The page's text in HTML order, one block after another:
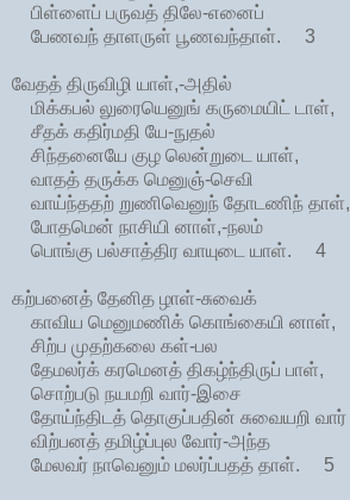
பிள்ளைப் பருவத் திலே-எனைப்
பேணவந் தாளருள் பூணவந்தாள். 3
வேதத் திருவிழி யாள்,-அதில்
மிக்கபல் லுரையெனுங் கருமையிட் டாள்,
சீதக் கதிர்மதி யே-நுதல்
சிந்தனையே குழ லென்றுடை யாள்,
வாதத் தருக்க மெனுஞ்-செவி
வாய்ந்ததற் றுணிவெனுந் தோடணிந் தாள்,
போதமென் நாசியி னாள்,-நலம்
பொங்கு பல்சாத்திர வாயுடை யாள். 4
கற்பனைத் தேனித ழாள்-சுவைக்
காவிய மெனுமணிக் கொங்கையி னாள்,
சிற்ப முதற்கலை கள்-பல
தேமலர்க் கரமெனத் திகழ்ந்திருப் பாள்,
சொற்படு நயமறி வார்-இசை
தோய்ந்திடத் தொகுப்பதின் சுவையறி வார்
விற்பனத் தமிழ்ப்புல வோர்-அந்த
மேலவர் நாவெனும் மலர்ப்பதத் தாள். 5